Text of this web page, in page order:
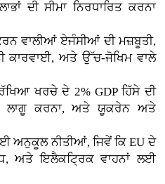
ਦੀ ਸੀਮਾ ਨਿਰਧਾਰਿਤ ਕਰਨਾ
ਵਾਲੀਆਂ ਏਜੰਸੀਆਂ ਦੀ ਮਜ਼ਬੂਤੀ,
ਕਾਰਵਾਈ, ਅਤੇ ਉੱਚ-ਜੋਖਿਮ ਵਾਲੇ
ਖਰਚੇ ਦੇ 2% GDP ਹਿੱਸੇ ਦੀ
ਲਾਗੂ ਕਰਨਾ, ਅਤੇ ਯੂਕਰੇਨ ਅਤੇ
ਅਨੁਕੂਲ ਨੀਤੀਆਂ, ਜਿਵੇਂ ਕਿ EU ਦੇ
ਅਤੇ ਇਲੈਕਟ੍ਰਿਕ ਵਾਹਨਾਂ ਲਈ